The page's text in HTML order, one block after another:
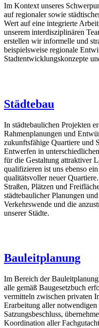
Im Kontext unseres
auf regionaler sowie
Wert auf eine integrierte
unserem interdisziplinären
erstellen wir informelle und
beispielsweise regionale
Stadtentwicklungskonzepte
Städtebau
In städtebaulichen Projekten
Rahmenplanungen und
zukunftsfähige Quartiere und
Entwerfen in
für die Gestaltung attraktiver
qualifizieren ist uns ebenso
qualitätsvoller neuer
Straßen, Plätzen und
städtebaulicher Planungen
Verkehrswende und die
unserer Städte.
Bauleitplanung
Im Bereich der
alle gemäß Baugesetzbuch
vermitteln zwischen privaten
Erarbeitung aller
Satzungsbeschluss,
Koordination aller